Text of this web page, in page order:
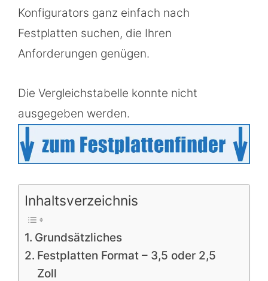
Konfigurators ganz einfach nach
Festplatten suchen, die Ihren
Anforderungen genügen.
Die Vergleichstabelle konnte nicht
ausgegeben werden.
Inhaltsverzeichnis
Grundsätzliches
Festplatten Format – 3,5 oder 2,5
Zoll